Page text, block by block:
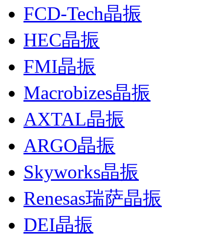
FCD-Tech晶振
HEC晶振
FMI晶振
Macrobizes晶振
AXTAL晶振
ARGO晶振
Skyworks晶振
Renesas瑞萨晶振
DEI晶振